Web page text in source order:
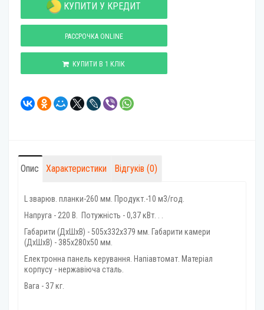
КУПИТИ У КРЕДИТ
РАССРОЧКА ONLINE
КУПИТИ В 1 КЛІК
Опис Характеристики Відгуків (0)
L зварюв. планки-260 мм. Продукт.-10 м3/год.
Напруга - 220 В. Потужність - 0,37 кВт. . .
Габарити (ДхШхВ) - 505х332х379 мм. Габарити камери
(ДхШхВ) - 385х280х50 мм.
Електронна панель керування. Напіавтомат. Матеріал
корпусу - нержавіюча сталь.
Вага - 37 кг.